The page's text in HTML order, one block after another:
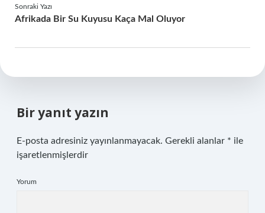
Sonraki Yazı
Afrikada Bir Su Kuyusu Kaça Mal Oluyor
Bir yanıt yazın
E-posta adresiniz yayınlanmayacak. Gerekli alanlar * ile
işaretlenmişlerdir
Yorum